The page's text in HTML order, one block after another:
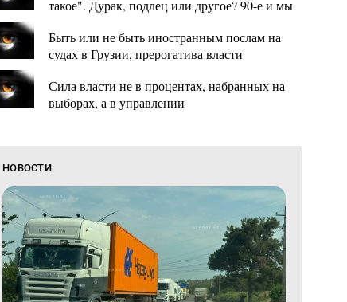
такое". Дурак, подлец или другое? 90-е и мы
Быть или не быть иностранным послам на
судах в Грузии, прерогатива власти
Сила власти не в процентах, набранных на
выборах, а в управлении
НОВОСТИ